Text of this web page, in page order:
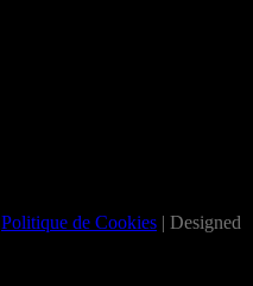
Politique de Cookies | Designed